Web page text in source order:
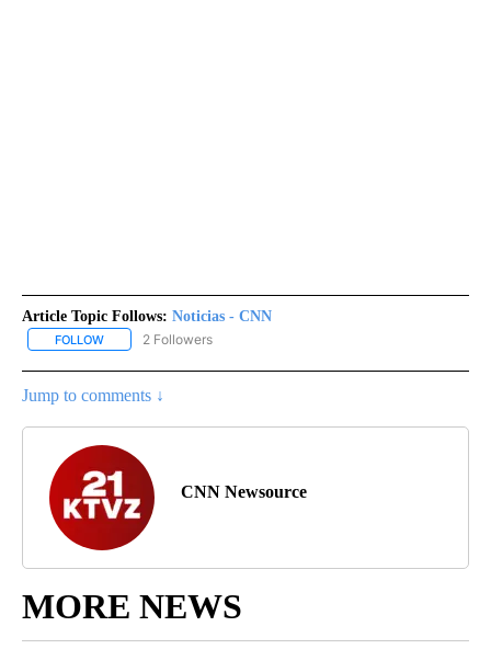
Article Topic Follows: Noticias - CNN
FOLLOW FOLLOW "NOTICIAS - CNN" TO RECEIVE NOTIFICATIONS ABOUT
2 Followers
Jump to comments ↓
CNN Newsource
MORE NEWS